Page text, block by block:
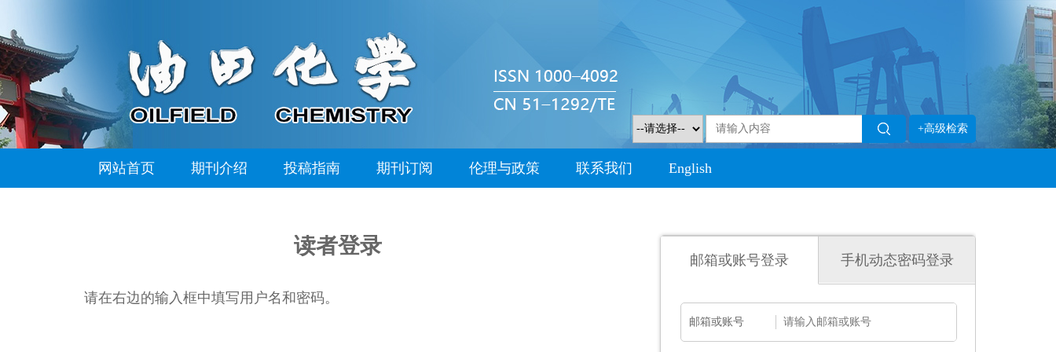
+高级检索
网站首页 期刊介绍 投稿指南 期刊订阅 伦理与政策 联系我们 English
读者登录
请在右边的输入框中填写用户名和密码。
邮箱或账号登录 手机动态密码登录
邮箱或账号